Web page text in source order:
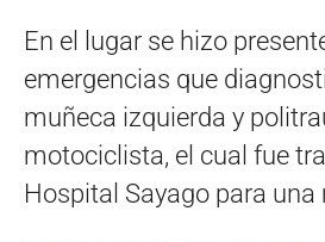
En el lugar se hizo
emergencias que
muñeca izquierda y
motociclista, el cual fue
Hospital Sayago para